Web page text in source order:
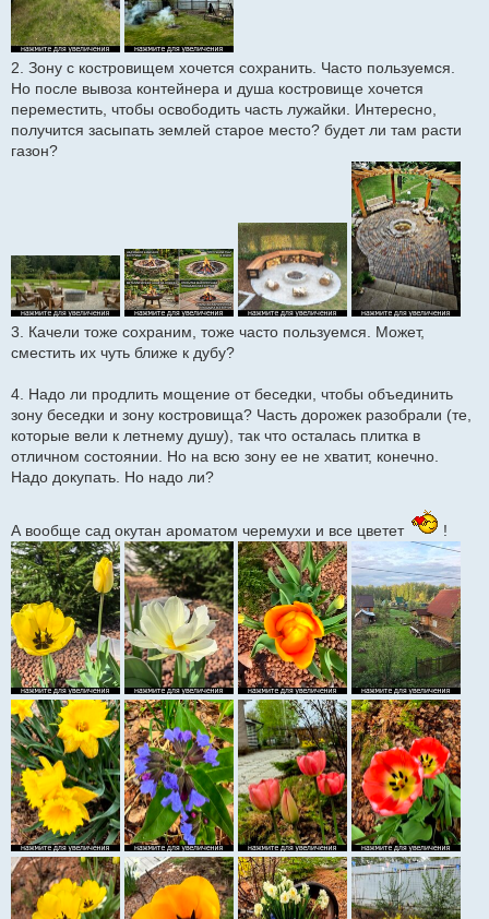
2. Зону с костровищем хочется сохранить. Часто пользуемся.
Но после вывоза контейнера и душа костровище хочется
переместить, чтобы освободить часть лужайки. Интересно,
получится засыпать землей старое место? будет ли там расти
газон?
3. Качели тоже сохраним, тоже часто пользуемся. Может,
сместить их чуть ближе к дубу?
4. Надо ли продлить мощение от беседки, чтобы объединить
зону беседки и зону костровища? Часть дорожек разобрали (те,
которые вели к летнему душу), так что осталась плитка в
отличном состоянии. Но на всю зону ее не хватит, конечно.
Надо докупать. Но надо ли?
А вообще сад окутан ароматом черемухи и все цветет !